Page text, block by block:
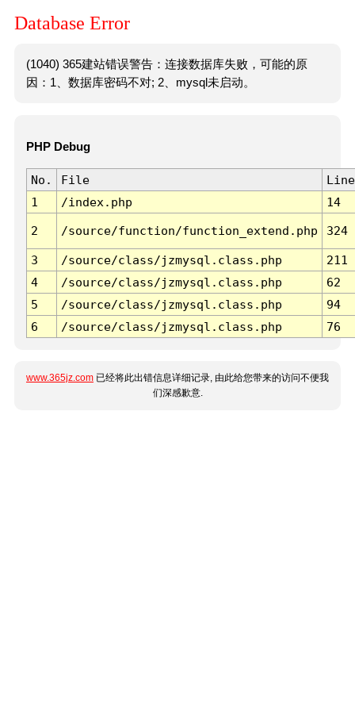
Database Error
(1040) 365建站错误警告：连接数据库失败，可能的原
因：1、数据库密码不对; 2、mysql未启动。
PHP Debug
No. File
Line
1
/index.php 14
2 /source/function/function_extend.php 324
3 /source/class/jzmysql.class.php
211
4
/source/class/jzmysql.class.php
62
5
/source/class/jzmysql.class.php
94
6
/source/class/jzmysql.class.php 76
www.365jz.com 已经将此出错信息详细记录, 由此给您带来的访问不便我
们深感歉意.